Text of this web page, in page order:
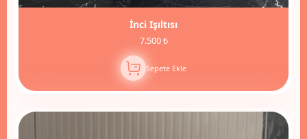
İnci Işıltısı
7.500 ₺
Sepete Ekle